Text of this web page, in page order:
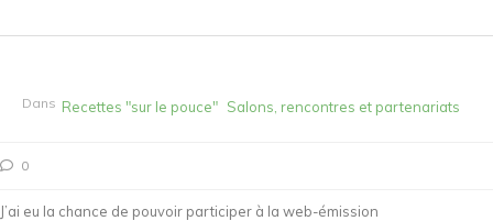
Dans Recettes "sur le pouce" Salons, rencontres et partenariats
0
J’ai eu la chance de pouvoir participer à la web-émission